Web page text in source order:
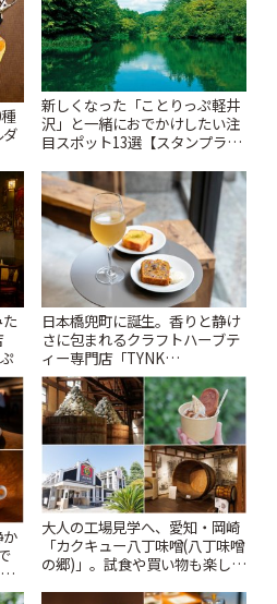
新しくなった「ことりっぷ軽井
沢」と一緒におでかけしたい注
目スポット13選【スタンプラリ
日本橋兜町に誕生。香りと静け
さに包まれるクラフトハーブテ
ィー専門店「TYNK
Kabutocho」 | ことりっぷ
大人の工場見学へ、愛知・岡崎
「カクキュー八丁味噌(八丁味噌
の郷)」。試食や買い物も楽しみ